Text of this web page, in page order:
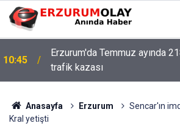
10:45
Erzurum'da Temmuz ayında
trafik kazası
Anasayfa Erzurum
Sencar'ın
Kral yetişti